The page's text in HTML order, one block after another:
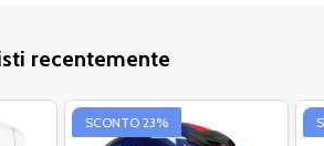
recentemente
SCONTO 23%